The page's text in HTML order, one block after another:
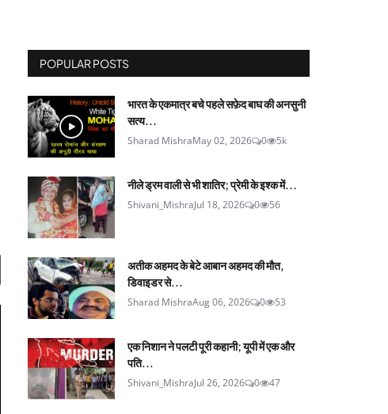
POPULAR POSTS
भारत के एकमात्र बचे पहले सफ़ेद बाघ की अनसुनी
सत्य...
Sharad MishraMay 02, 2026 0 5k
नीले ड्रम वाली से भी शातिर; प्रेमी के इश्‍क में...
Shivani_MishraJul 18, 2026 0 56
अतीक अहमद के बेटे आबान अहमद की मौत,
डिवाइडर से...
Sharad MishraAug 06, 2026 0 53
एक निशान ने पलटी पूरी कहानी; यूपी में एक और
पति...
Shivani_MishraJul 26, 2026 0 47